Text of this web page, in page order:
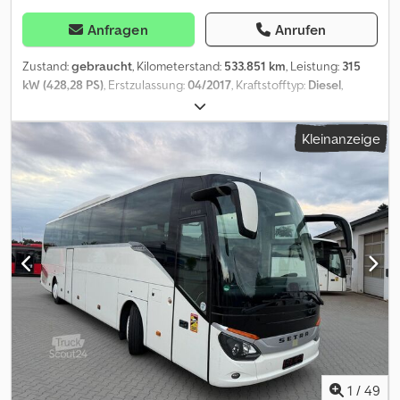
Anfragen Anrufen
Zustand:gebraucht, Kilometerstand: 533.851 km, Leistung: 315
kW (428,28 PS), Erstzulassung:04/2017, Kraftstofftyp: Diesel,
, Getriebetyp:
Emissionsklasse:Euro6, Farbe:Sonstige, Bremsen:Retarder,
Baujahr:
2017 , Ausstattung:
ABS, Klimaanlage,
Navigationssystem, Tempomat
, = Weitere Optionen und
Zubehör = Sonstige - Kühlschrank vorne - Toilette - Webasto
Sonstiges - DVD - Klimaanlage = Weitere Informationen = Höhe:
380 cm Schäden: keines = Firmeninformationen = Dkedoyy Sl
Sepfx Ahmer Wir sind ein internationales Unternehmen mit Sitz in
Belgien, in der Umgebung von Brüssel (+/-20 km,). Belgian Bus
Sales ist Ihr idealer Partner für den An- und Verkauf von
Gebrauchtbussen und verfügt über einen umfangreichen
Parkplatz, der als Ausstellungsfläche dient. Wir haben stets
zahlreiche Busse aller Marken, Kapazitäten, Modelle und in jedem
Preisniveau auf Lager. Wir können für Sie den richtigen
Touristen-, Schul- oder Linienbus finden, der auf Ihre Bedürfnisse
bzw. Ihr Budget abgestimmt ist. Alle Angaben ohne Gewähr.
Kleinanzeige
1 / 49